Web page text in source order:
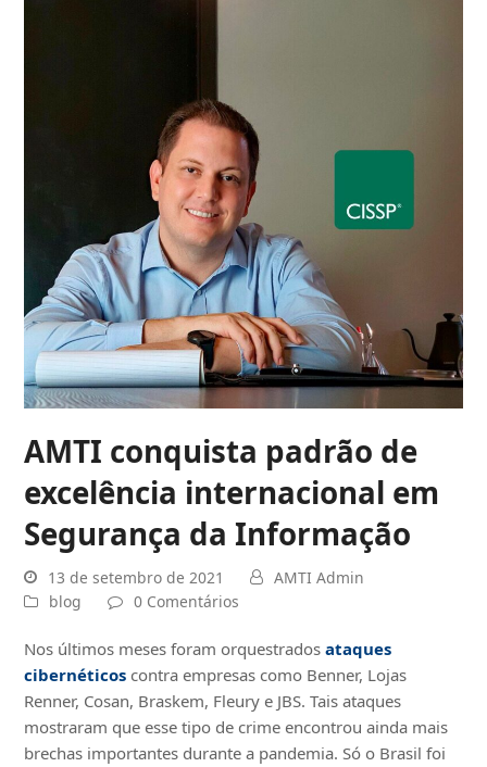
AMTI conquista padrão de
excelência internacional em
Segurança da Informação
13 de setembro de 2021
AMTI Admin
blog
0 Comentários
Nos últimos meses foram orquestradosataques
cibernéticos contra empresas como Benner, Lojas
Renner, Cosan, Braskem, Fleury e JBS. Tais ataques
mostraram que esse tipo de crime encontrou ainda mais
brechas importantes durante a pandemia. Só o Brasil foi